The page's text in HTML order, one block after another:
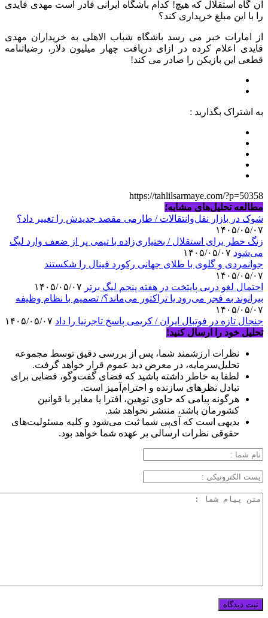
آن گاه استقلال که هیچ! کدام باشگاه ایرانی قادر است مهدی قایدی
را با این مبلغ خریداری کند؟
از امارات خبر می رسد باشگاه شباب الاهلی به خریداران مهدی
قایدی اعلام کرده در ازای دریافت چهار میلیون دلار، رضیاتنامه
قطعی این بازیکن را صادر می کند!
به اشتراک بگذارید :
https://tahlilsarmaye.com/?p=50358
مطالعه تحلیل‌های مشابه؛
شوک در بازار نقل‌وانتقالات / طارمی مقصد جدیدش را تغییر داد؟
۱۴۰۵/۰۵/۰۷
زنگ خطر برای استقلال / بختیاری‌زاده با تیمی پر از ضعف وارد لیگ
می‌شود
جوانمردی و گلوی با طلای جهانی رکورد فینال را شکستند
۱۴۰۵/۰۵/۰۷
احتمال لغو دربی پایتخت در هفته پنجم لیگ برتر
بیرانوند به فجر می‌رود یا تراکتور می‌ماند؟/ تصمیم با نظام وظیفه
۱۴۰۵/۰۵/۰۷
جنجال تازه در فوتبال ایران / کریمی پاسخ تاجرنیا را داد
تحلیل خود را ارسال کنید!
نظرات ارزشمند شما، پس از بررسی دقیق توسط مجموعه
تحلیل‌سرمایه، در معرض دید عموم قرار خواهد گرفت.
لطفا به خاطر داشته باشید که فضای گفت‌وگو، فضایی برای
تبادل نظرهای سازنده و احترام‌آمیز است.
هرگونه پیامی که حاوی توهین، افترا یا مغایر با قوانین
کشورمان باشد، منتشر نخواهد شد.
بدیهی است که آی‌پی شما ثبت می‌شود و کلیه مسئولیت‌های
حقوقی نظرات ارسالی بر عهده شما خواهد بود.